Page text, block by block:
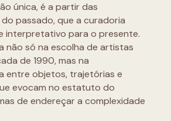
única, é a partir das
passado, que a curadoria
interpretativo para o presente.
não só na escolha de artistas
de 1990, mas na
entre objetos, trajetórias e
evocam no estatuto do
de endereçar a complexidade